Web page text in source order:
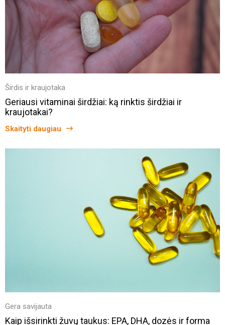
Širdis ir kraujotaka
Geriausi vitaminai širdžiai: ką rinktis širdžiai ir
kraujotakai?
Skaityti daugiau
Gera savijauta
Kaip išsirinkti žuvų taukus: EPA, DHA, dozės ir forma